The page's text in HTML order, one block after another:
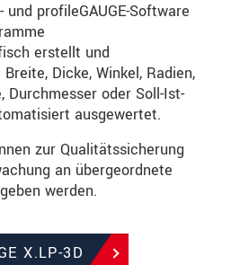
profileGAUGE-Software
erstellt und
Dicke, Winkel, Radien,
Durchmesser oder Soll-Ist-
ausgewertet.
zur Qualitätssicherung
an übergeordnete
werden.
X.LP-3D